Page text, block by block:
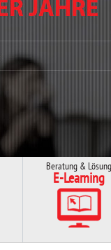
Beratung & Lösung
E-Learning